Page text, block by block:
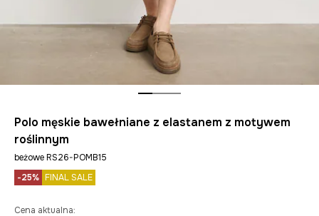
Polo męskie bawełniane z elastanem z motywem
roślinnym
beżowe RS26-POMB15
-25% FINAL SALE
Cena aktualna: